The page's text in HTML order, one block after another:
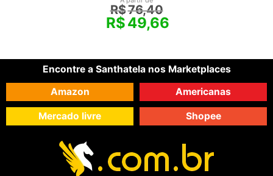
R$76,40
R$49,66
Encontre a Santhatela nos Marketplaces
Amazon
Americanas
Mercado livre Shopee